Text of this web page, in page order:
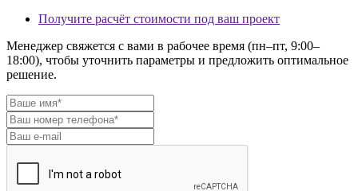
Получите расчёт стоимости под ваш проект
Менеджер свяжется с вами в рабочее время (пн–пт, 9:00–
18:00), чтобы уточнить параметры и предложить оптимальное
решение.